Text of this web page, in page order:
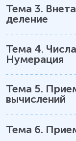
Тема 3.
деление
Тема 4.
Нумерация
Тема 5.
вычислений
Тема 6.